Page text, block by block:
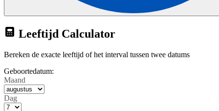
Leeftijd Calculator
Bereken de exacte leeftijd of het interval tussen twee datums
Geboortedatum:
Maand
Dag